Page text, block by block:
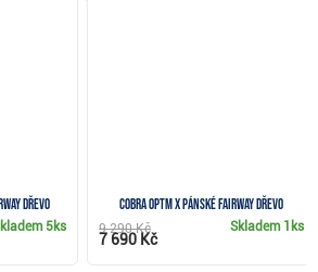
dřevo
5ks
Cobra OPTM X pánské fairway dřevo
Skladem 1ks
9 290 Kč
7 690 Kč